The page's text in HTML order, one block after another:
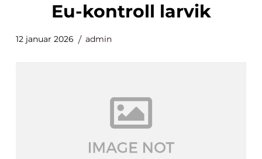
eu-kontroll larvik
12 januar 2026 admin